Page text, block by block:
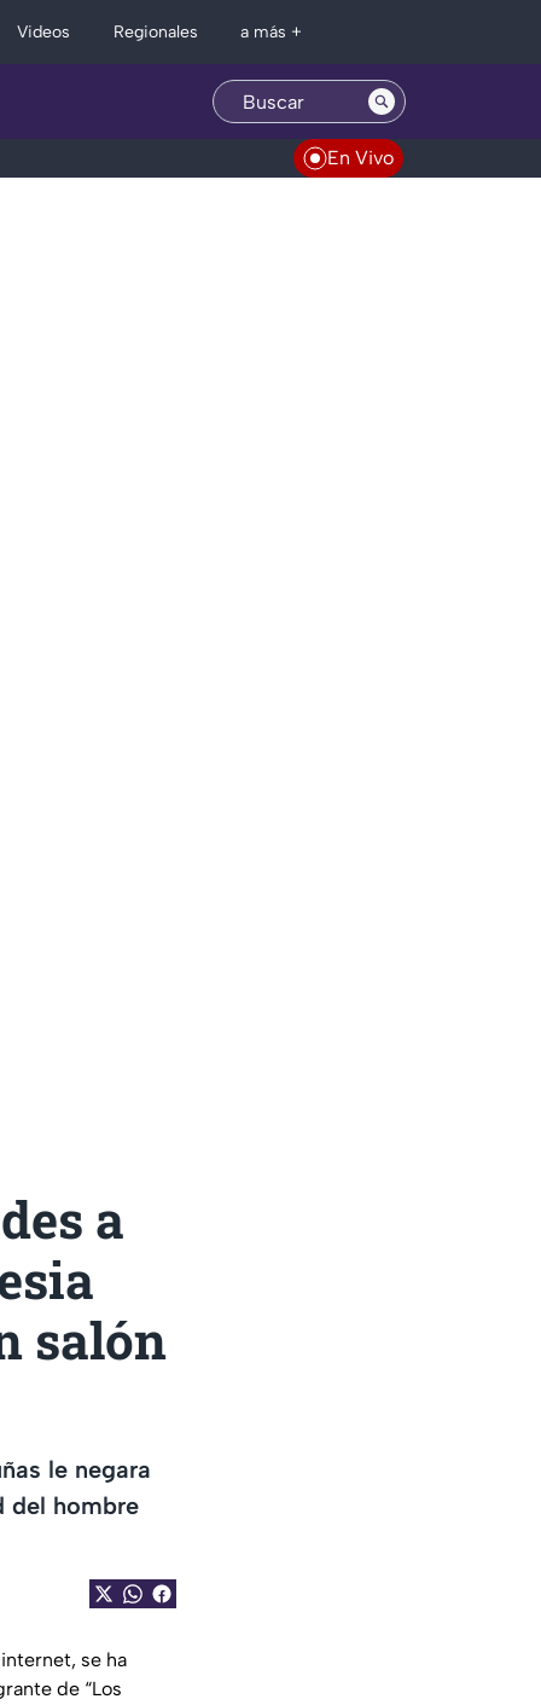
Videos Regionales a más +
En Vivo
a
salón
le negara
del hombre
se ha
de “Los